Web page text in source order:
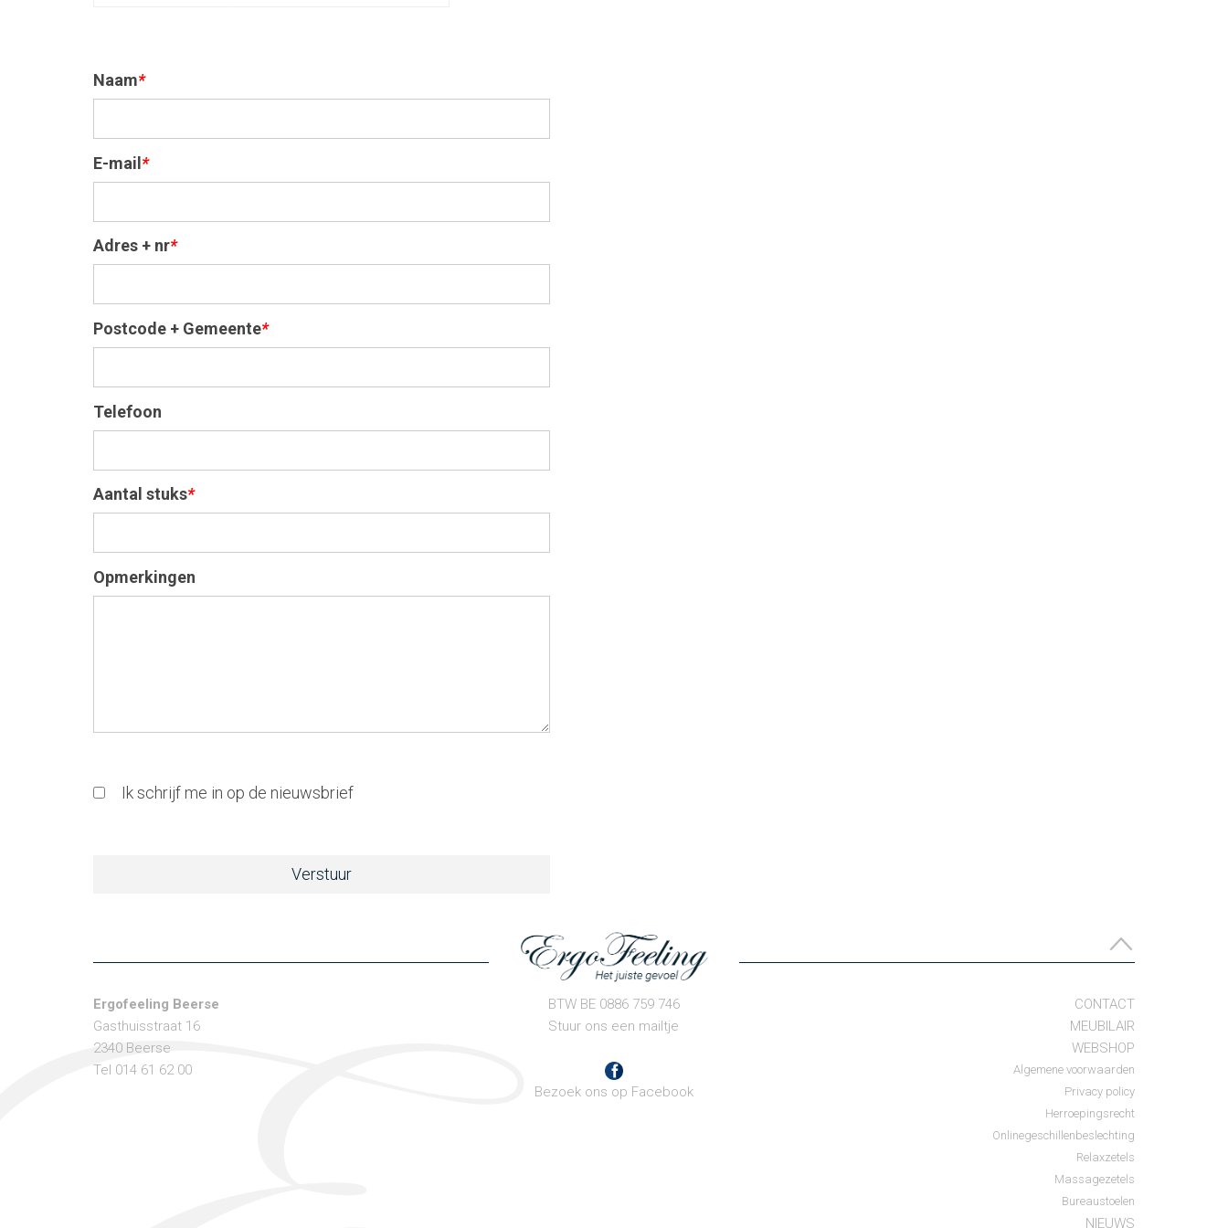
Naam*
E-mail*
Adres + nr*
Postcode + Gemeente*
Telefoon
Aantal stuks*
Opmerkingen
Ik schrijf me in op de nieuwsbrief
Ergofeeling Beerse
Gasthuisstraat 16
2340 Beerse
Tel 014 61 62 00
BTW BE 0886 759 746
Stuur ons een mailtje
Bezoek ons op Facebook
CONTACT
MEUBILAIR
WEBSHOP
Algemene voorwaarden
Privacy policy
Herroepingsrecht
Onlinegeschillenbeslechting
Relaxzetels
Massagezetels
Bureaustoelen
NIEUWS